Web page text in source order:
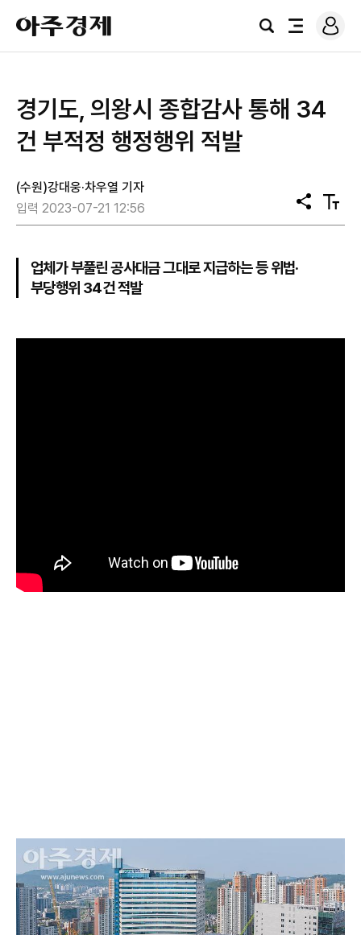
아
주
경
검
전
로
그
경기도, 의왕시 종합감사 통해 34
건 부적정 행정행위 적발
(수원)강대웅·차우열 기자
입력 2023-07-21 12:56
공
유
텍
스
업체가 부풀린 공사대금 그대로 지급하는 등 위법·
부당행위 34건 적발